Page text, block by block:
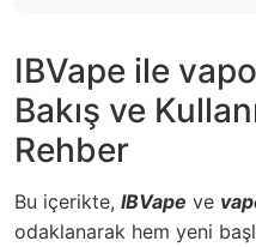
IBVape ile
Bakış ve
Rehber
Bu içerikte, IBVape ve
odaklanarak hem yeni